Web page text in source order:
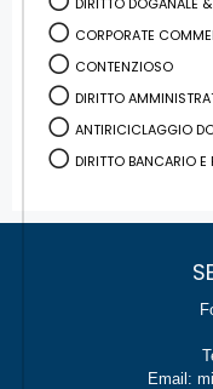
CORPORATE
CONTENZIOSO
DIRITTO
ANTIRICICLAGGIO
DIRITTO BANCARIO
Email: